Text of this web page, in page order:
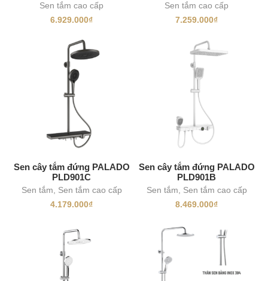
Sen tắm cao cấp
6.929.000₫
Sen tắm cao cấp
7.259.000₫
Sen cây tắm đứng PALADO
PLD901C
Sen tắm
Sen tắm cao cấp
4.179.000₫
Sen cây tắm đứng PALADO
PLD901B
Sen tắm
Sen tắm cao cấp
8.469.000₫